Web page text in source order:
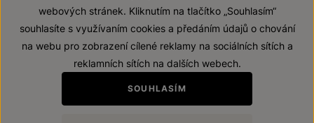
© 2026 ZNOVÍN ZNOJMO, a. s.
Prohlášení o přístupnosti
Zákaz prodeje alkoholických nápojů osobám mladším 18 let.
webových stránek. Kliknutím na tlačítko „Souhlasím“
souhlasíte s využívaním cookies a předáním údajů o chování
na webu pro zobrazení cílené reklamy na sociálních sítích a
reklamních sítích na dalších webech.
SOUHLASÍM